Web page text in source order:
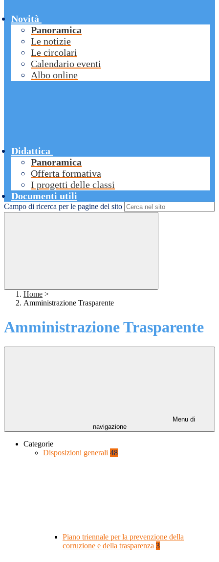
Novità
Panoramica
Le notizie
Le circolari
Calendario eventi
Albo online
Didattica
Panoramica
Offerta formativa
I progetti delle classi
Documenti utili
Campo di ricerca per le pagine del sito
Home >
Amministrazione Trasparente
Amministrazione Trasparente
Menu di
navigazione
Categorie
Disposizioni generali 48
Piano triennale per la prevenzione della
corruzione e della trasparenza 3